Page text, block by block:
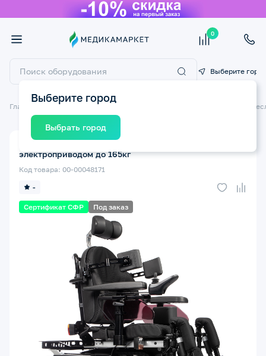
0
Выберите город
Выберите город
Выбрать город
Главная Технические средства реабилитации ТСР Инвалидные
Сертификат СФР Под заказ
-
Код товара: 00-00048171
электроприводом до 165кг